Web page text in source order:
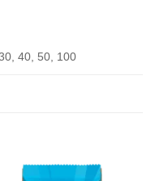
40, 50, 100